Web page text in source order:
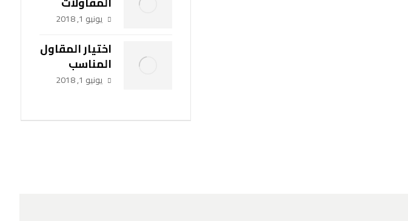
يونيو 1, 2018
اختيار المقاول
المناسب
يونيو 1, 2018